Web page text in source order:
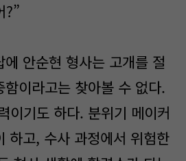
?”
안순현 형사는 고개를 절
이라고는 찾아볼 수 없다.
이기도 하다. 분위기 메이커
하고, 수사 과정에서 위험한